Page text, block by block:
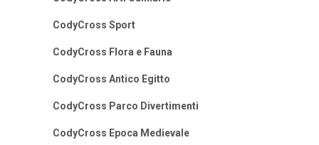
CodyCross Sport
CodyCross Flora e Fauna
CodyCross Antico Egitto
CodyCross Parco Divertimenti
CodyCross Epoca Medievale